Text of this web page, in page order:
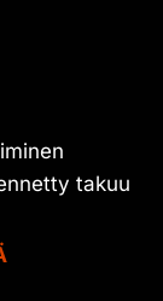
takuu